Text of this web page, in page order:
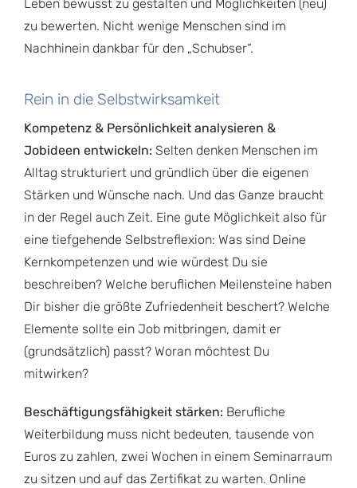
Leben bewusst zu gestalten und Möglichkeiten (neu)
zu bewerten. Nicht wenige Menschen sind im
Nachhinein dankbar für den „Schubser“.
Rein in die Selbstwirksamkeit
Kompetenz & Persönlichkeit analysieren &
Jobideen entwickeln: Selten denken Menschen im
Alltag strukturiert und gründlich über die eigenen
Stärken und Wünsche nach. Und das Ganze braucht
in der Regel auch Zeit. Eine gute Möglichkeit also für
eine tiefgehende Selbstreflexion: Was sind Deine
Kernkompetenzen und wie würdest Du sie
beschreiben? Welche beruflichen Meilensteine haben
Dir bisher die größte Zufriedenheit beschert? Welche
Elemente sollte ein Job mitbringen, damit er
(grundsätzlich) passt? Woran möchtest Du
mitwirken?
Beschäftigungsfähigkeit stärken: Berufliche
Weiterbildung muss nicht bedeuten, tausende von
Euros zu zahlen, zwei Wochen in einem Seminarraum
zu sitzen und auf das Zertifikat zu warten. Online